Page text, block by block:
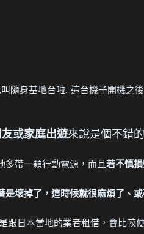
身基地台啦...這台機子開機之
或家庭出遊來說是個不錯
帶一顆行動電源，而且 若不慎
壞掉了，這時候就很麻煩了、
跟日本當地的業者租借，會比較